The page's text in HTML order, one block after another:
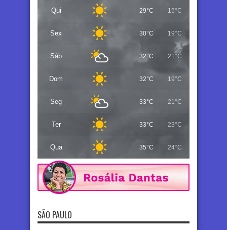
Qui 29°C 15°C
Sex 30°C 19°C
Sáb 32°C 21°C
Dom 32°C 19°C
Seg 33°C 21°C
Ter 33°C 23°C
Qua 35°C 24°C
SÃO PAULO